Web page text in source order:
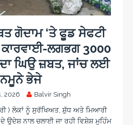
ਗੋਦਾਮ ‘ਤੇ ਫੂਡ ਸੇਫਟੀ
ਕਾਰਵਾਈ-ਲਗਭਗ 3000
ਘਿਉ ਜ਼ਬਤ, ਜਾਂਚ ਲਈ
ਨਮੂਨੇ ਭੇਜੇ
2026 Balvir Singh
) ਲੋਕਾਂ ਨੂੰ ਸੁਰੱਖਿਅਤ, ਸ਼ੁੱਧ ਅਤੇ ਮਿਆਰੀ
ਨਾਲ ਚਲਾਈ ਜਾ ਰਹੀ ਵਿਸ਼ੇਸ਼ ਮੁਹਿੰਮ